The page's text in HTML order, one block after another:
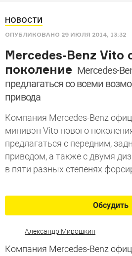
НОВОСТИ
ОПУБЛИКОВАНО 29 ИЮЛЯ 2014, 13:32
Mercedes-Benz Vito
поколение Mercedes-
предлагаться со всеми
привода
Компания Mercedes-Benz
минивэн Vito нового
предлагаться с передним,
приводом, а также с двумя
в пяти разных степенях
Обсудить
Александр Мирошкин
Компания Mercedes-Benz